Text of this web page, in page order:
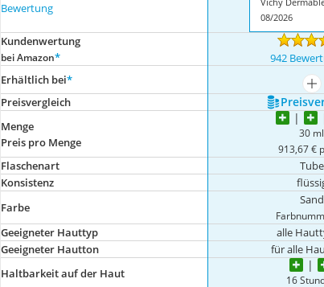
Bewertung
08/2026
Kundenwertung
bei Amazon* 942
Erhältlich bei*
Preis­vergleich
Menge
Preis pro Menge
30 ml
913,67 €
Flaschenart Tube
Konsistenz
Farbe
Sand
Geeigneter Hauttyp alle
Geeigneter Hautton
für alle
Haltbarkeit auf der Haut
16